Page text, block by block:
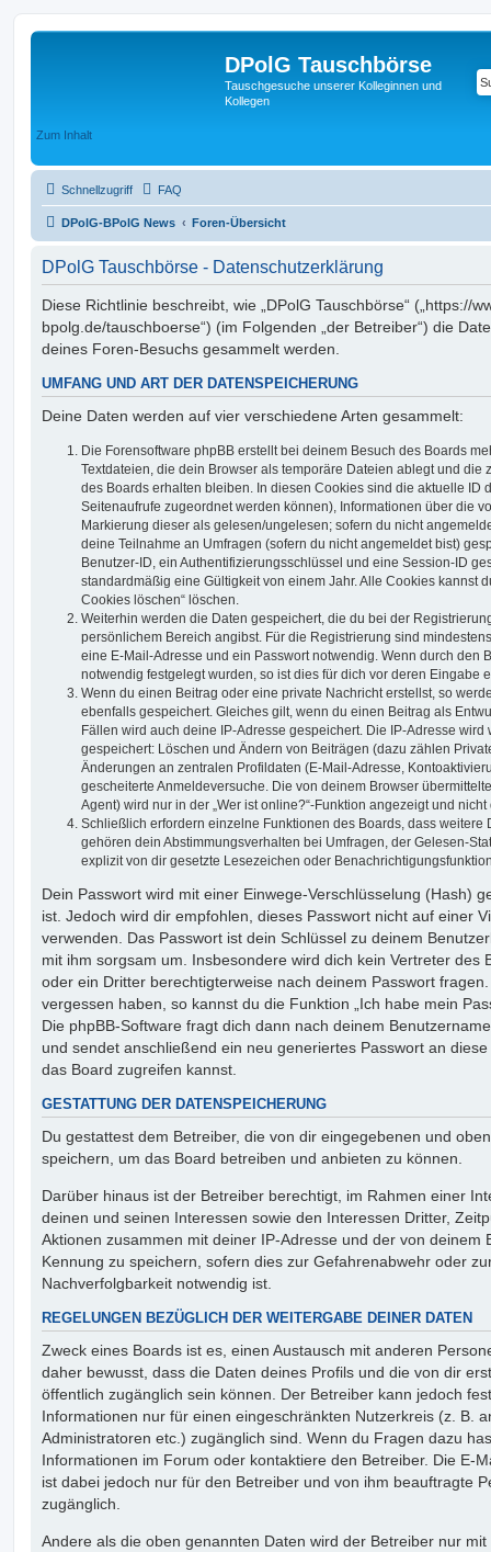
DPolG Tauschbörse
Tauschgesuche unserer Kolleginnen und
Kollegen
Zum Inhalt
Schnellzugriff FAQ
DPolG-BPolG News Foren-Übersicht
DPolG Tauschbörse - Datenschutzerklärung
Diese Richtlinie beschreibt, wie „DPolG Tauschbörse“ („https://
bpolg.de/tauschboerse“) (im Folgenden „der Betreiber“) die
deines Foren-Besuchs gesammelt werden.
UMFANG UND ART DER DATENSPEICHERUNG
Deine Daten werden auf vier verschiedene Arten gesammelt:
Die Forensoftware phpBB erstellt bei deinem Besuch des Boards
Textdateien, die dein Browser als temporäre Dateien ablegt und die
des Boards erhalten bleiben. In diesen Cookies sind die aktuelle ID
Seitenaufrufe zugeordnet werden können), Informationen über die
Markierung dieser als gelesen/ungelesen; sofern du nicht
deine Teilnahme an Umfragen (sofern du nicht angemeldet bist)
Benutzer-ID, ein Authentifizierungsschlüssel und eine Session-ID
standardmäßig eine Gültigkeit von einem Jahr. Alle Cookies kannst
Cookies löschen“ löschen.
Weiterhin werden die Daten gespeichert, die du bei der
persönlichem Bereich angibst. Für die Registrierung sind
eine E-Mail-Adresse und ein Passwort notwendig. Wenn durch den
notwendig festgelegt wurden, so ist dies für dich vor deren Eingabe
Wenn du einen Beitrag oder eine private Nachricht erstellst, so
ebenfalls gespeichert. Gleiches gilt, wenn du einen Beitrag als
Fällen wird auch deine IP-Adresse gespeichert. Die IP-Adresse
gespeichert: Löschen und Ändern von Beiträgen (dazu zählen
Änderungen an zentralen Profildaten (E-Mail-Adresse,
gescheiterte Anmeldeversuche. Die von deinem Browser
Agent) wird nur in der „Wer ist online?“-Funktion angezeigt und
Schließlich erfordern einzelne Funktionen des Boards, dass weitere
gehören dein Abstimmungsverhalten bei Umfragen, der Gelesen-
explizit von dir gesetzte Lesezeichen oder
Dein Passwort wird mit einer Einwege-Verschlüsselung (Hash)
ist. Jedoch wird dir empfohlen, dieses Passwort nicht auf einer
verwenden. Das Passwort ist dein Schlüssel zu deinem
mit ihm sorgsam um. Insbesondere wird dich kein Vertreter des
oder ein Dritter berechtigterweise nach deinem Passwort
vergessen haben, so kannst du die Funktion „Ich habe mein
Die phpBB-Software fragt dich dann nach deinem
und sendet anschließend ein neu generiertes Passwort an
das Board zugreifen kannst.
GESTATTUNG DER DATENSPEICHERUNG
Du gestattest dem Betreiber, die von dir eingegebenen und
speichern, um das Board betreiben und anbieten zu können.
Darüber hinaus ist der Betreiber berechtigt, im Rahmen einer
deinen und seinen Interessen sowie den Interessen Dritter,
Aktionen zusammen mit deiner IP-Adresse und der von deinem
Kennung zu speichern, sofern dies zur Gefahrenabwehr oder
Nachverfolgbarkeit notwendig ist.
REGELUNGEN BEZÜGLICH DER WEITERGABE DEINER DATEN
Zweck eines Boards ist es, einen Austausch mit anderen
daher bewusst, dass die Daten deines Profils und die von dir
öffentlich zugänglich sein können. Der Betreiber kann jedoch
Informationen nur für einen eingeschränkten Nutzerkreis (z. B.
Administratoren etc.) zugänglich sind. Wenn du Fragen dazu
Informationen im Forum oder kontaktiere den Betreiber. Die E-
ist dabei jedoch nur für den Betreiber und von ihm beauftragte
zugänglich.
Andere als die oben genannten Daten wird der Betreiber nur